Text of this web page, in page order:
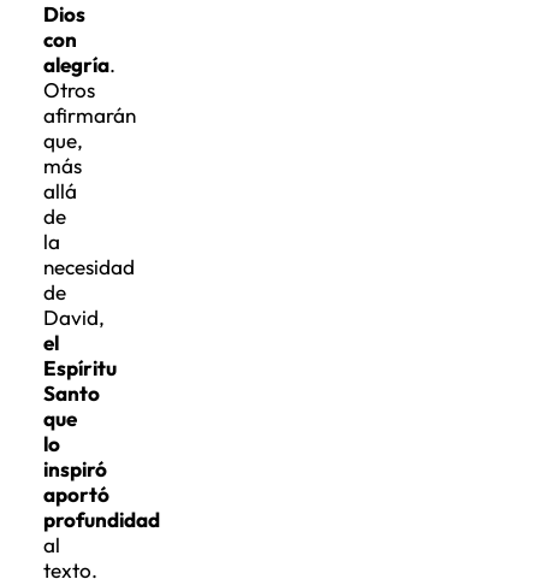
Dios
con
alegría.
Otros
afirmarán
que,
más
allá
de
la
necesidad
de
David,
el
Espíritu
Santo
que
lo
inspiró
aportó
profundidad
al
texto.